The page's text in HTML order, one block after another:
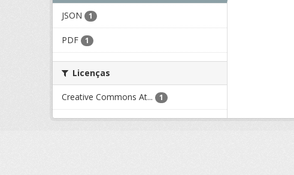
JSON 1
PDF 1
Licenças
Creative Commons At... 1